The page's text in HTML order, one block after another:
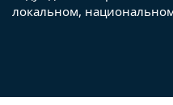
локальном,